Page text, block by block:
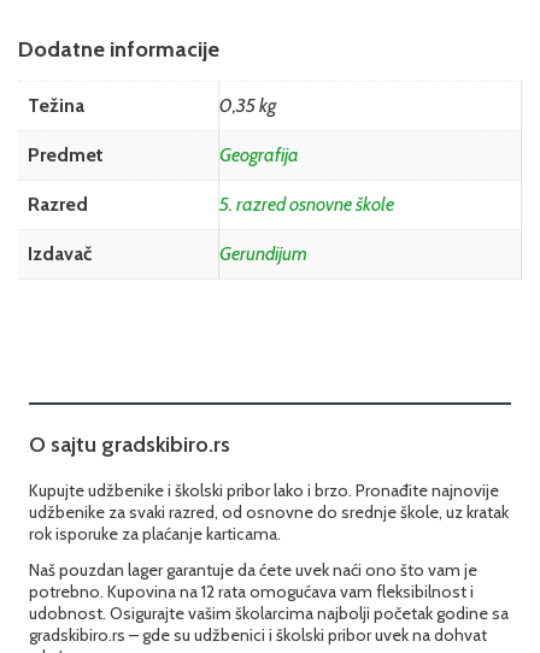
Dodatne informacije
Težina 0,35 kg
Predmet Geografija
Razred 5. razred osnovne škole
Izdavač Gerundijum
O sajtu gradskibiro.rs
Kupujte udžbenike i školski pribor lako i brzo. Pronađite najnovije
udžbenike za svaki razred, od osnovne do srednje škole, uz kratak
rok isporuke za plaćanje karticama.
Naš pouzdan lager garantuje da ćete uvek naći ono što vam je
potrebno. Kupovina na 12 rata omogućava vam fleksibilnost i
udobnost. Osigurajte vašim školarcima najbolji početak godine sa
gradskibiro.rs – gde su udžbenici i školski pribor uvek na dohvat